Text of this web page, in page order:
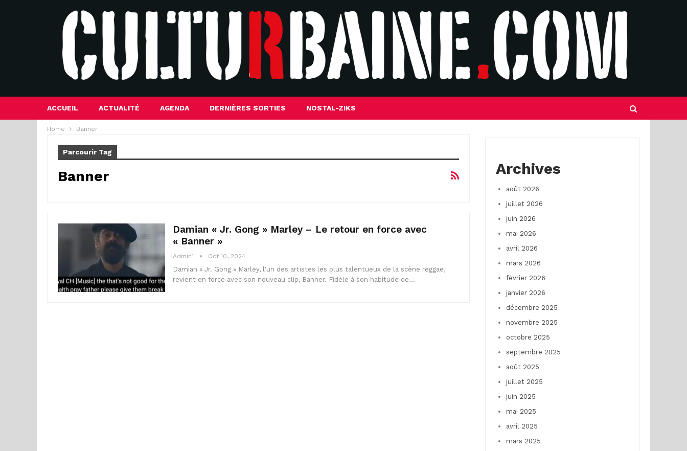
ACCUEIL ACTUALITÉ AGENDA DERNIÈRES SORTIES NOSTAL-ZIKS
Home Banner
Parcourir Tag
Banner
Damian « Jr. Gong » Marley – Le retour en force avec
« Banner »
Admin1 Oct 10, 2024
Damian « Jr. Gong » Marley, l'un des artistes les plus talentueux de la scène reggae,
revient en force avec son nouveau clip, Banner. Fidèle à son habitude de…
Archives
août 2026
juillet 2026
juin 2026
mai 2026
avril 2026
mars 2026
février 2026
janvier 2026
décembre 2025
novembre 2025
octobre 2025
septembre 2025
août 2025
juillet 2025
juin 2025
mai 2025
avril 2025
mars 2025